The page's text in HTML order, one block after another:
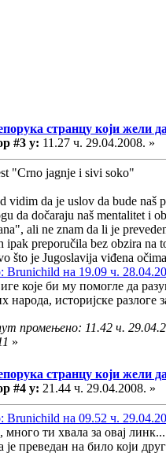
странцу који жели
#3 у: 11.27 ч. 29.04.2008. »
"Crno jagnje i sivi soko"
vidim da je uslov da bude naš
da dočaraju naš mentalitet i
ali ne znam da li je
ipak preporučila bez obzira na
što je Jugoslavija viđena
Brunichild на 19.09 ч.
које би му помогле да
народа, историјске разлоге
промењено: 11.42 ч.
»
странцу који жели
#4 у: 21.44 ч. 29.04.2008. »
Brunichild на 09.52 ч.
много ти хвала за овај
преведан на било који